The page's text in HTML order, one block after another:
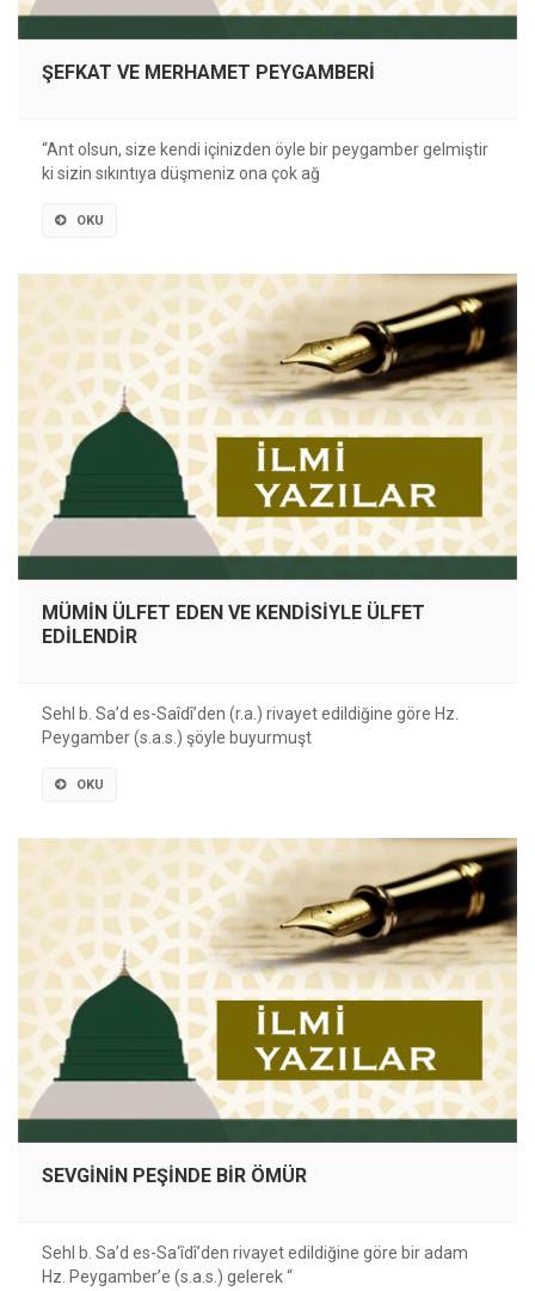
ŞEFKAT VE MERHAMET PEYGAMBERİ
“Ant olsun, size kendi içinizden öyle bir peygamber gelmiştir
ki sizin sıkıntıya düşmeniz ona çok ağ
OKU
MÜMİN ÜLFET EDEN VE KENDİSİYLE ÜLFET
EDİLENDİR
Sehl b. Sa’d es-Saîdîʼden (r.a.) rivayet edildiğine göre Hz.
Peygamber (s.a.s.) şöyle buyurmuşt
OKU
SEVGİNİN PEŞİNDE BİR ÖMÜR
Sehl b. Sa’d es-Sa‘îdî’den rivayet edildiğine göre bir adam
Hz. Peygamberʼe (s.a.s.) gelerek “